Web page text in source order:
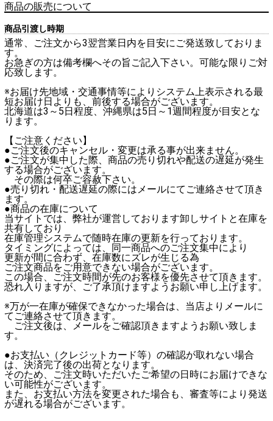
商品の販売について
商品引渡し時期
通常、ご注文から3翌営業日内を目安にご発送致しておりま
す。
お急ぎの方は備考欄へその旨ご記入下さい。可能な限りご対
応致します。
※お届け先地域・交通事情等によりシステム上表示される最
短お届け日よりも、前後する場合がございます。
北海道は3～5日程度、沖縄県は5日～1週間程度が目安とな
ります。
【ご注意ください】
●ご注文後のキャンセル・変更は承る事が出来ません。
●ご注文が集中した際、商品の売り切れや配送の遅延が発生
する場合がございます。
その際は何卒ご容赦下さい。
●売り切れ・配送遅延の際にはメールにてご連絡させて頂き
ます。
●商品の在庫について
当サイトでは、弊社が運営しております卸しサイトと在庫を
共有しており
在庫管理システムで随時在庫の更新を行っております。
タイミングによっては、同一商品へのご注文集中により
更新が間に合わず、在庫数にズレが生じる為
ご注文商品をご用意できない場合がございます。
この場合、ご注文時間が先のお客様を優先させて頂きます。
恐れ入りますが、ご了承頂けますようお願い申し上げます。
※万が一在庫が確保できなかった場合は、当店よりメールに
てご連絡させて頂きます。
ご注文後は、メールをご確認頂きますようお願い致しま
す。
●お支払い（クレジットカード等）の確認が取れない場合
は、決済完了後の出荷となります。
そのため、ご注文時いただいたご希望の日時にお届けできな
い可能性がございます。
また、お支払い方法を変更された場合も、審査等により発送
が遅れる場合がございます。